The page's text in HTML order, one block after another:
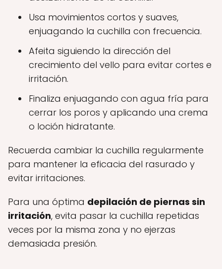
Usa movimientos cortos y suaves,
enjuagando la cuchilla con frecuencia.
Afeita siguiendo la dirección del
crecimiento del vello para evitar cortes e
irritación.
Finaliza enjuagando con agua fría para
cerrar los poros y aplicando una crema
o loción hidratante.
Recuerda cambiar la cuchilla regularmente
para mantener la eficacia del rasurado y
evitar irritaciones.
Para una óptima depilación de piernas sin
irritación, evita pasar la cuchilla repetidas
veces por la misma zona y no ejerzas
demasiada presión.